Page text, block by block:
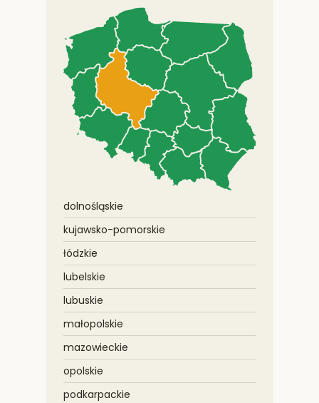
dolnośląskie
kujawsko-pomorskie
łódzkie
lubelskie
lubuskie
małopolskie
mazowieckie
opolskie
podkarpackie